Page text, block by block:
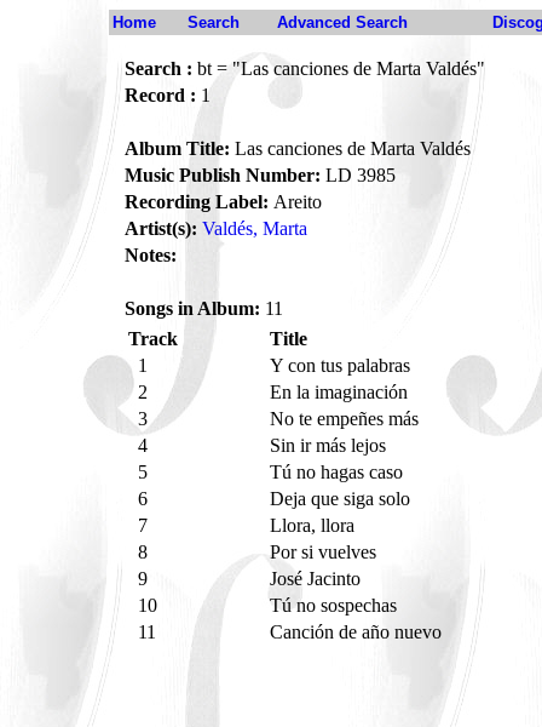
Home Search Advanced Search
Search : bt = "Las canciones de Marta Valdés"
Record : 1
Album Title: Las canciones de Marta Valdés
Music Publish Number: LD 3985
Recording Label: Areito
Artist(s): Valdés, Marta
Notes:
Songs in Album: 11
Track
Title
1
Y con tus palabras
2
En la imaginación
3
No te empeñes más
4
Sin ir más lejos
5
Tú no hagas caso
6
Deja que siga solo
7
Llora, llora
8
Por si vuelves
9
José Jacinto
10
Tú no sospechas
11
Canción de año nuevo